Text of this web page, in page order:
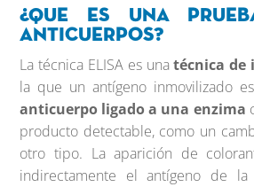
¿Que es una
anticuerpos?
La técnica ELISA es unatécnica de
la que un antígeno inmovilizado
anticuerpo ligado a una enzima
producto detectable, como un
otro tipo. La aparición de
indirectamente el antígeno de la